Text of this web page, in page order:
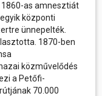
1860-as amnesztiát
központi
ünnepelték.
1870-ben
közművelődés
a Petőfi-
70.000